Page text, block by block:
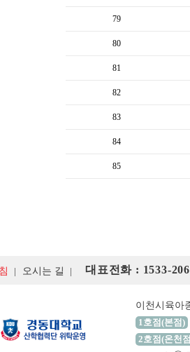
79
80
81
82
83
84
85
오시는 길 대표전화 : 1533-
이천시육아
1호점(본점)
2호점(온천